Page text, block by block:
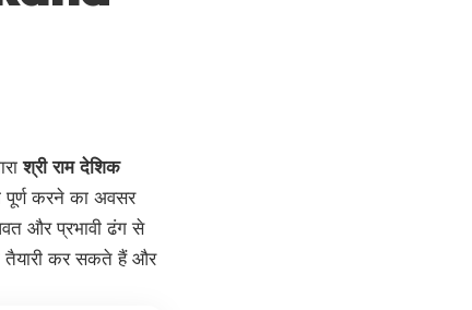
श्री राम देशिक
करने का अवसर
और प्रभावी ढंग से
तैयारी कर सकते हैं और